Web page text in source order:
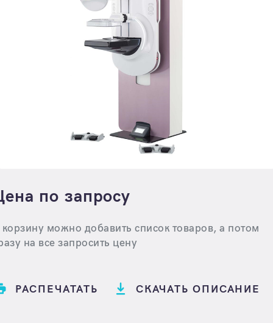
по запросу
можно добавить список товаров, а потом
на все запросить цену
СКАЧАТЬ ОПИСАНИЕ
РАСПЕЧАТАТЬ